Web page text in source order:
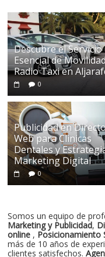
Descubre el Servicio
Esencial de
Radio Taxi en
0
Publicidad en
Web para Clinicas
Dentales y
Marketing Digital
0
Somos un equipo de
Marketing y Publicidad,
online , Posicionamiento
más de 10 años de
clientes satisfechos.